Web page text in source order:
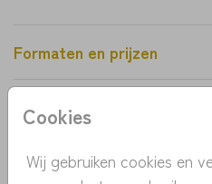
Cookies
Wij gebruiken cookies en
Formaten en prijzen
Productinformatie
OMSCHRIJVING